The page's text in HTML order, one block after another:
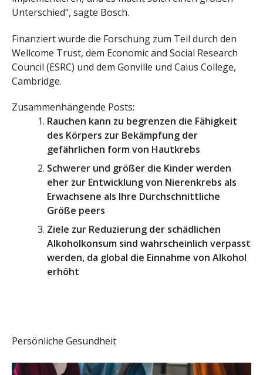
Unterschied“, sagte Bosch.
Finanziert wurde die Forschung zum Teil durch den
Wellcome Trust, dem Economic and Social Research
Council (ESRC) und dem Gonville und Caius College,
Cambridge.
Zusammenhängende Posts:
Rauchen kann zu begrenzen die Fähigkeit
des Körpers zur Bekämpfung der
gefährlichen form von Hautkrebs
Schwerer und größer die Kinder werden
eher zur Entwicklung von Nierenkrebs als
Erwachsene als Ihre Durchschnittliche
Größe peers
Ziele zur Reduzierung der schädlichen
Alkoholkonsum sind wahrscheinlich verpasst
werden, da global die Einnahme von Alkohol
erhöht
Persönliche Gesundheit